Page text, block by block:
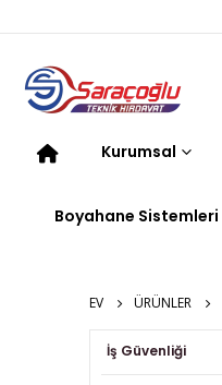
Kurumsal
Boyahane Sistemleri
EV ÜRÜNLER
İş Güvenliği